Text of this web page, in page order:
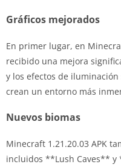
Gráficos mejorados
En primer lugar, en
recibido una mejora
y los efectos de
crean un entorno más
Nuevos biomas
Minecraft 1.21.20.03 APK
incluidos **Lush Caves** y